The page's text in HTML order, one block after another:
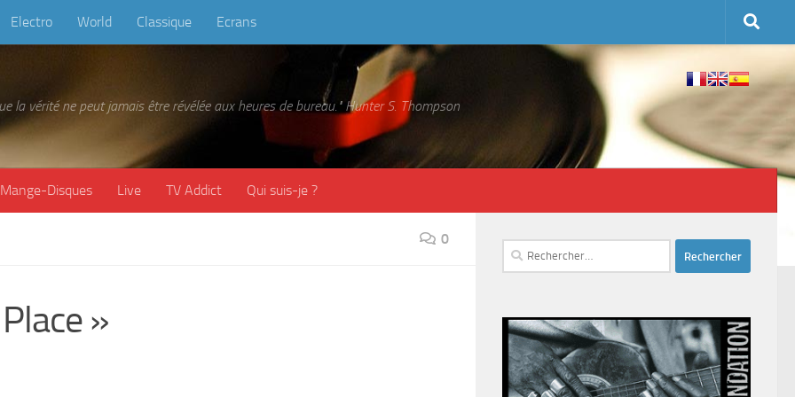
Electro World Classique Ecrans
la vérité ne peut jamais être révélée aux heures de bureau." Hunter S. Thompson
Mange-Disques Live TV Addict Qui suis-je ?
0
»
Rechercher :